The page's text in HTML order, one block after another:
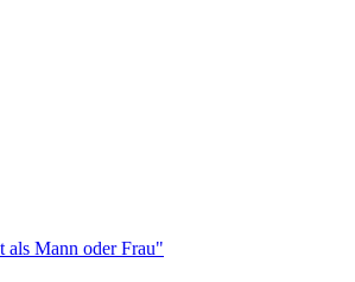
als Mann oder Frau"